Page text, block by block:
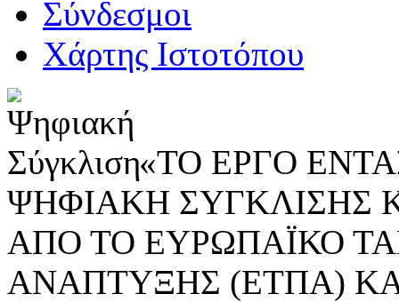
Σύνδεσμοι
Χάρτης Ιστοτόπου
«ΤΟ ΕΡΓΟ
ΨΗΦΙΑΚΗ ΣΥΓΚΛΙΣΗΣ
ΑΠΟ ΤΟ ΕΥΡΩΠΑΪΚΟ
ΑΝΑΠΤΥΞΗΣ (ΕΤΠΑ)